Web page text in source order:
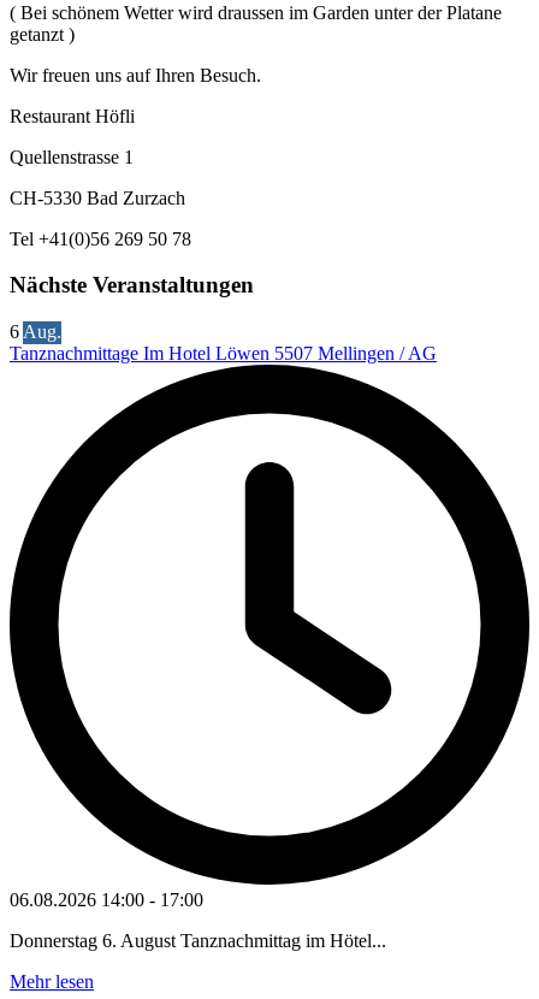
( Bei schönem Wetter wird draussen im Garden unter der Platane
getanzt )
Wir freuen uns auf Ihren Besuch.
Restaurant Höfli
Quellenstrasse 1
CH-5330 Bad Zurzach
Tel +41(0)56 269 50 78
Nächste Veranstaltungen
6 Aug.
Tanznachmittage Im Hotel Löwen 5507 Mellingen / AG
06.08.2026 14:00 - 17:00
Donnerstag 6. August Tanznachmittag im Hötel...
Mehr lesen